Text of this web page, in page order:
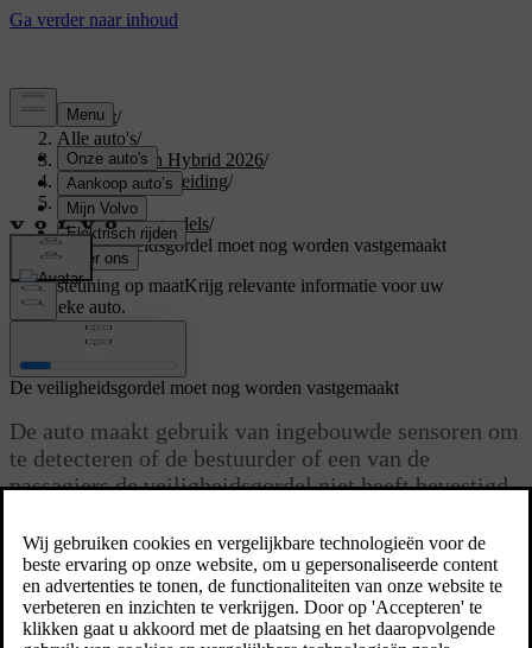
Support/
Alle auto's/
XC60 Plug-in Hybrid 2026/
Gebruikershandleiding/
Veiligheid/
Veiligheidsgordels/
De veiligheidsgordel moet nog worden vastgemaakt
Ondersteuning op maatKrijg relevante informatie voor uw
specifieke auto.
De veiligheidsgordel moet nog worden vastgemaakt
De auto maakt gebruik van ingebouwde sensoren om
te detecteren of de bestuurder of een van de
passagiers de veiligheidsgordel niet heeft bevestigd.
Als de auto merkt dat inzittenden hun veiligheidsgordel niet hebben
vastgemaakt, dan waarschuwt het systeem de bestuurder met een
geluidssignaal en wordt het symbool voor het vastmaken van de
veiligheidsgordel in de plafondconsole en op het bestuurdersdisplay
weergegeven.